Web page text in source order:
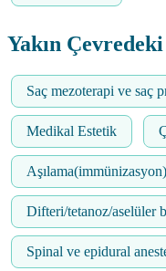
Yakın
Saç mezoterapi ve saç
Medikal Estetik
Aşılama(immünizasyon)
Difteri/tetanoz/aselüler
Spinal ve epidural